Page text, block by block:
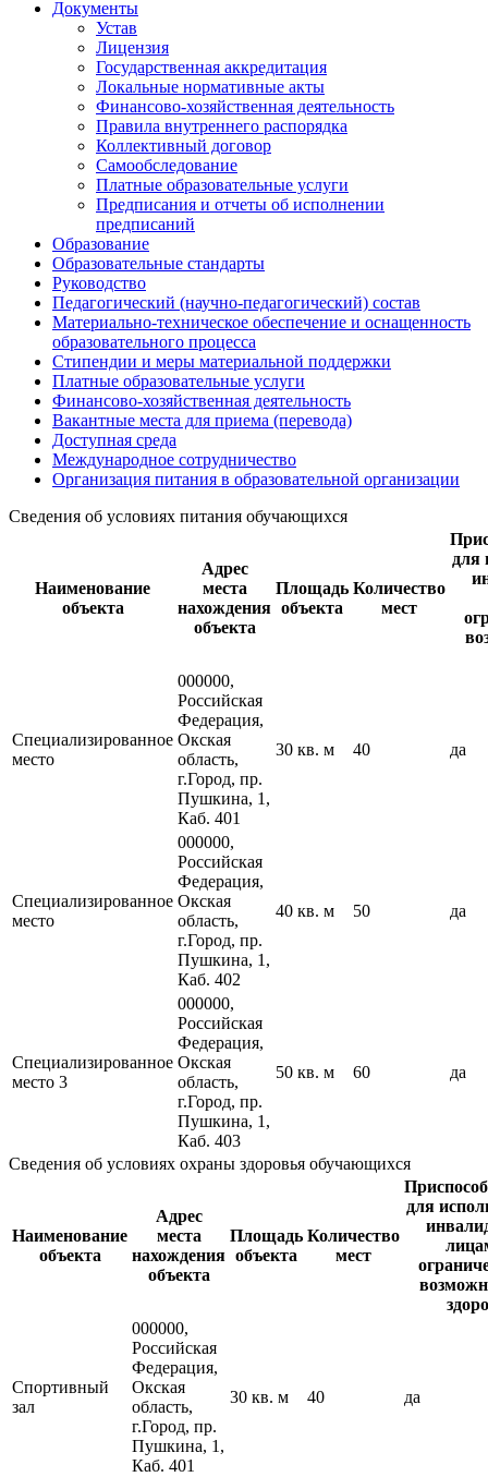
Документы
Устав
Лицензия
Государственная аккредитация
Локальные нормативные акты
Финансово-хозяйственная деятельность
Правила внутреннего распорядка
Коллективный договор
Самообследование
Платные образовательные услуги
Предписания и отчеты об исполнении
предписаний
Образование
Образовательные стандарты
Руководство
Педагогический (научно-педагогический) состав
Материально-техническое обеспечение и оснащенность
образовательного процесса
Стипендии и меры материальной поддержки
Платные образовательные услуги
Финансово-хозяйственная деятельность
Вакантные места для приема (перевода)
Доступная среда
Международное сотрудничество
Организация питания в образовательной организации
Сведения об условиях питания обучающихся
Наименование
объекта
Адрес
места
нахождения
объекта
Площадь
объекта
Количество
мест
для
Специализированное
место
000000,
Российская
Федерация,
Окская
область,
г.Город, пр.
Пушкина, 1,
Каб. 401
30 кв. м 40 да
Специализированное
место
000000,
Российская
Федерация,
Окская
область,
г.Город, пр.
Пушкина, 1,
Каб. 402
40 кв. м 50 да
Специализированное
место 3
000000,
Российская
Федерация,
Окская
область,
г.Город, пр.
Пушкина, 1,
Каб. 403
50 кв. м 60 да
Сведения об условиях охраны здоровья обучающихся
Наименование
объекта
Адрес
места
нахождения
объекта
Площадь
объекта
Количество
мест
для
Спортивный
зал
000000,
Российская
Федерация,
Окская
область,
г.Город, пр.
Пушкина, 1,
Каб. 401
30 кв. м 40 да